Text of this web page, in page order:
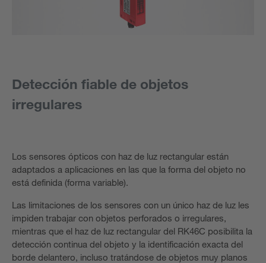
Detección fiable de objetos
irregulares
Los sensores ópticos con haz de luz rectangular están
adaptados a aplicaciones en las que la forma del objeto no
está definida (forma variable).
Las limitaciones de los sensores con un único haz de luz les
impiden trabajar con objetos perforados o irregulares,
mientras que el haz de luz rectangular del RK46C posibilita la
detección continua del objeto y la identificación exacta del
borde delantero, incluso tratándose de objetos muy planos